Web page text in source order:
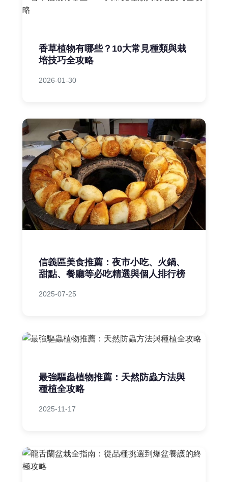
香草植物有哪些？10大常見種類與栽
培技巧全攻略
2026-01-30
信義區美食推薦：夜市小吃、火鍋、
甜點、餐廳等必吃精選與個人排行榜
2025-07-25
最強驅蟲植物推薦：天然防蟲方法與
種植全攻略
2025-11-17